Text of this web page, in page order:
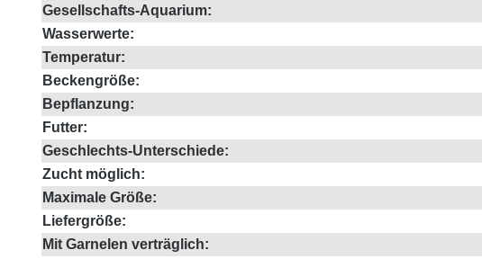
Gesellschafts-Aquarium:
Wasserwerte:
Temperatur:
Beckengröße:
Bepflanzung:
Futter:
Geschlechts-Unterschiede:
Zucht möglich:
Maximale Größe:
Liefergröße:
Mit Garnelen verträglich: